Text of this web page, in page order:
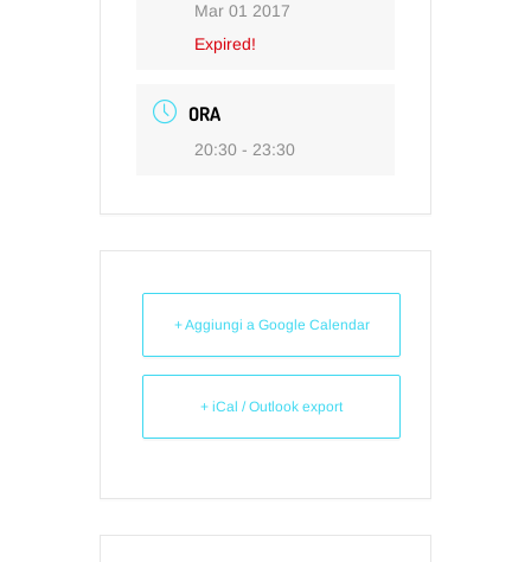
Mar 01 2017
Expired!
ORA
20:30 - 23:30
+ Aggiungi a Google Calendar
+ iCal / Outlook export